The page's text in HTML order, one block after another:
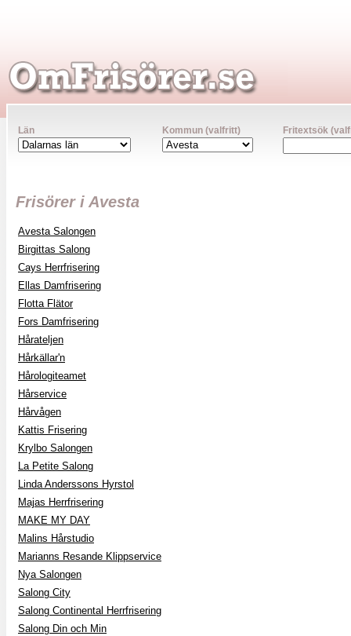
Län Kommun (valfritt) Fritextsök
Frisörer i Avesta
Avesta Salongen
Birgittas Salong
Cays Herrfrisering
Ellas Damfrisering
Flotta Flätor
Fors Damfrisering
Hårateljen
Hårkällar'n
Hårologiteamet
Hårservice
Hårvågen
Kattis Frisering
Krylbo Salongen
La Petite Salong
Linda Anderssons Hyrstol
Majas Herrfrisering
MAKE MY DAY
Malins Hårstudio
Marianns Resande Klippservice
Nya Salongen
Salong City
Salong Continental Herrfrisering
Salong Din och Min